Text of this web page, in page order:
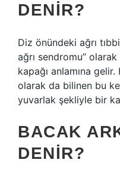
DENIR?
Diz önündeki ağrı
ağrı sendromu” olarak
kapağı anlamına
olarak da bilinen bu
yuvarlak şekliyle bir
BACAK
DENIR?